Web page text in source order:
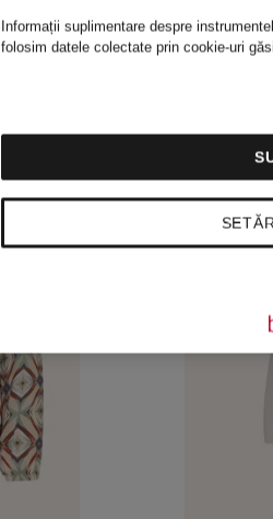
Informații suplimentare despre
folosim datele colectate prin cookie-uri